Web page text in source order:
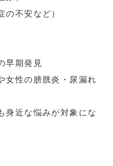
の不安など）
早期発見
女性の膀胱炎・尿漏れ
身近な悩みが対象にな